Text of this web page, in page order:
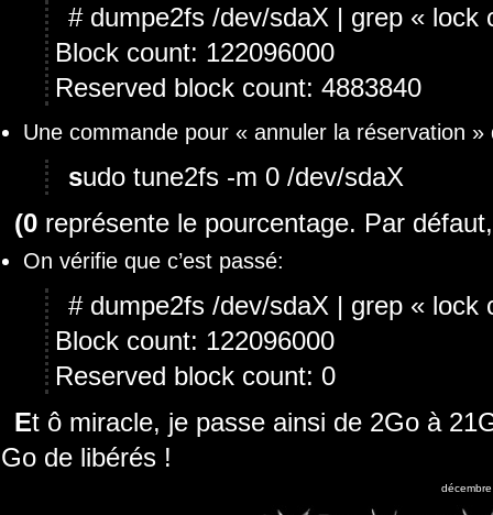
# dumpe2fs /dev/sdaX | grep « lock
Block count: 122096000
Reserved block count: 4883840
Une commande pour « annuler la réservation »
sudo tune2fs -m 0 /dev/sdaX
(0 représente le pourcentage. Par
On vérifie que c’est passé:
# dumpe2fs /dev/sdaX | grep « lock
Block count: 122096000
Reserved block count: 0
Et ô miracle, je passe ainsi de 2Go à 21G de libre sur 500 Go ! donc 19
Go de libérés !